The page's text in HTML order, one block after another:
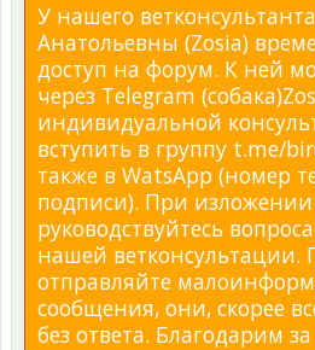
У нашего
Анатольевны (Zosia)
доступ на форум. К ней
через Telegram
индивидуальной
вступить в группу t.me/
также в WatsApp (номер
подписи). При
руководствуйтесь
нашей ветконсультации.
отправляйте
сообщения, они, скорее
без ответа. Благодарим